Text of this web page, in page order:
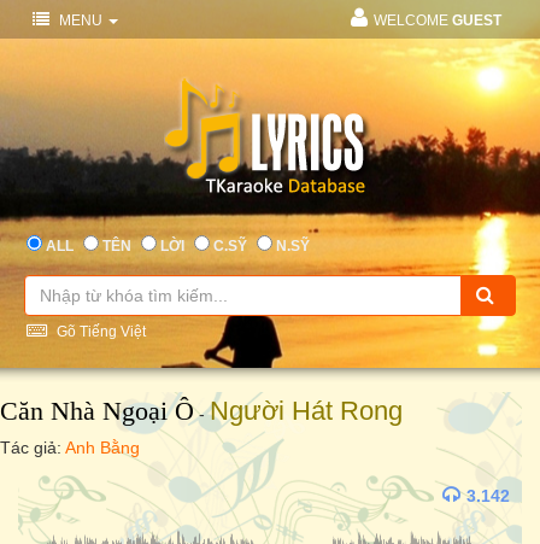
MENU WELCOME GUEST
ALL TÊN LỜI C.SỸ N.SỸ
Gõ Tiếng Việt
Căn Nhà Ngoại Ô-Người Hát Rong
Tác giả: Anh Bằng
3.142